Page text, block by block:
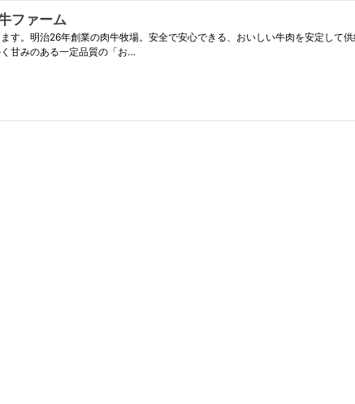
ファーム
す。明治26年創業の肉牛牧場。安全で安心できる、おいしい牛肉を安定し
甘みのある一定品質の「お…